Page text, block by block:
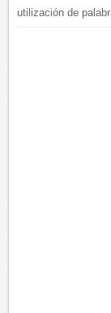
utilización de